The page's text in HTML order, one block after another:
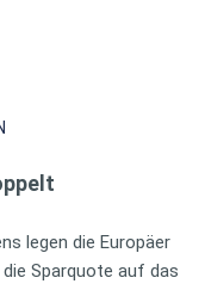
legen die Europäer
Sparquote auf das